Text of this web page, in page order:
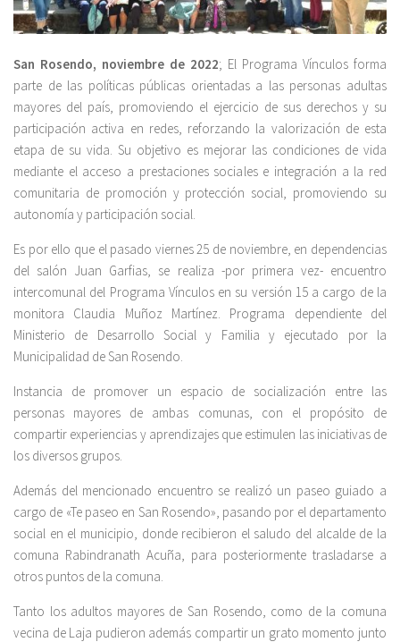
San Rosendo, noviembre de 2022; El Programa Vínculos forma
parte de las políticas públicas orientadas a las personas adultas
mayores del país, promoviendo el ejercicio de sus derechos y su
participación activa en redes, reforzando la valorización de esta
etapa de su vida. Su objetivo es mejorar las condiciones de vida
mediante el acceso a prestaciones sociales e integración a la red
comunitaria de promoción y protección social, promoviendo su
autonomía y participación social.
Es por ello que el pasado viernes 25 de noviembre, en dependencias
del salón Juan Garfias, se realiza -por primera vez- encuentro
intercomunal del Programa Vínculos en su versión 15 a cargo de la
monitora Claudia Muñoz Martínez. Programa dependiente del
Ministerio de Desarrollo Social y Familia y ejecutado por la
Municipalidad de San Rosendo.
Instancia de promover un espacio de socialización entre las
personas mayores de ambas comunas, con el propósito de
compartir experiencias y aprendizajes que estimulen las iniciativas de
los diversos grupos.
Además del mencionado encuentro se realizó un paseo guiado a
cargo de «Te paseo en San Rosendo», pasando por el departamento
social en el municipio, donde recibieron el saludo del alcalde de la
comuna Rabindranath Acuña, para posteriormente trasladarse a
otros puntos de la comuna.
Tanto los adultos mayores de San Rosendo, como de la comuna
vecina de Laja pudieron además compartir un grato momento junto